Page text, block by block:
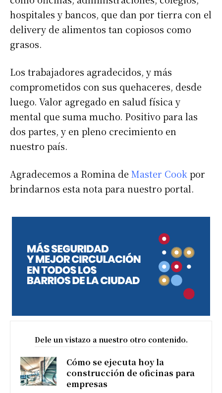
hospitales y bancos, que dan por tierra con el
delivery de alimentos tan copiosos como
grasos.
Los trabajadores agradecidos, y más
comprometidos con sus quehaceres, desde
luego. Valor agregado en salud física y
mental que suma mucho. Positivo para las
dos partes, y en pleno crecimiento en
nuestro país.
Agradecemos a Romina de Master Cookpor
brindarnos esta nota para nuestro portal.
Dele un vistazo a nuestro otro contenido.
Cómo se ejecuta hoy la
construcción de oficinas para
empresas